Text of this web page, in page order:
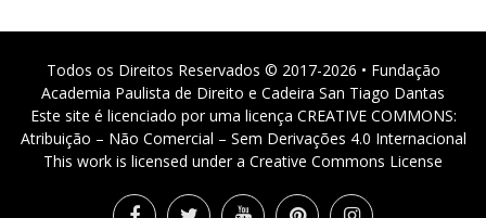
Todos os Direitos Reservados © 2017-2026 • Fundação
Academia Paulista de Direito e Cadeira San Tiago Dantas
Este site é licenciado por uma licença CREATIVE COMMONS:
Atribuição – Não Comercial – Sem Derivações 4.0 Internacional
This work is licensed under a Creative Commons License